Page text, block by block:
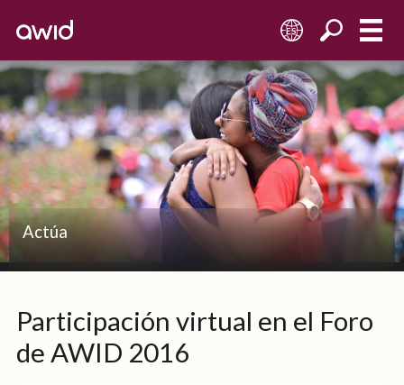
ES
Actúa
Participación virtual en el Foro
de AWID 2016